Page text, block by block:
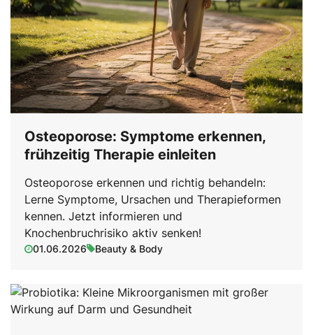
Osteoporose: Symptome erkennen,
frühzeitig Therapie einleiten
Osteoporose erkennen und richtig behandeln:
Lerne Symptome, Ursachen und Therapieformen
kennen. Jetzt informieren und
Knochenbruchrisiko aktiv senken!
01.06.2026 Beauty & Body